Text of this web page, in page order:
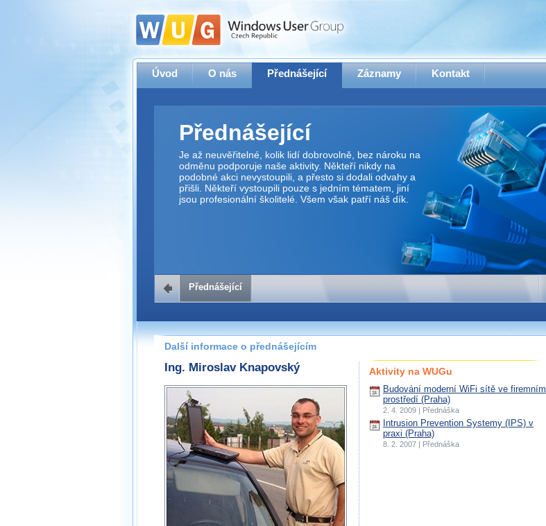
Úvod O nás Přednášející Záznamy Kontakt
Přednášející
Je až neuvěřitelné, kolik lidí dobrovolně, bez nároku na
odměnu podporuje naše aktivity. Někteří nikdy na
podobné akci nevystoupili, a přesto si dodali odvahy a
přišli. Někteří vystoupili pouze s jedním tématem, jiní
jsou profesionální školitelé. Všem však patří náš dík.
Přednášející
Další informace o přednášejícím
Ing. Miroslav Knapovský Aktivity na WUGu
Budování moderní WiFi sítě ve firemním
prostředí (Praha)
2. 4. 2009 | Přednáška
Intrusion Prevention Systemy (IPS) v
praxi (Praha)
8. 2. 2007 | Přednáška